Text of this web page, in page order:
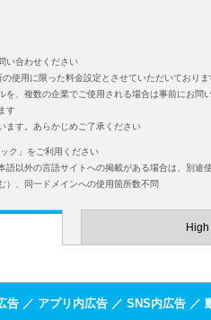
い合わせください
使用に限った料金設定とさせていただいておりま
、複数の企業でご使用される場合は事前にお問
す
ます。あらかじめご了承ください
ク」をご利用ください
以外の言語サイトへの掲載がある場合は、別
、同一ドメインへの使用箇所数不問
告 ／ アプリ内広告 ／ SNS内広告 ／